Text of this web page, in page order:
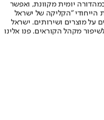
יומית מקוונת, ואפשר
הייחודי "הקליקה של ישראל
על מוצרים ושירותים. ישראל
מקהל הקוראים. פנו אלינו